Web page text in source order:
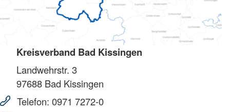
Kreisverband Bad Kissingen
Landwehrstr. 3
97688 Bad Kissingen
Telefon: 0971 7272-0